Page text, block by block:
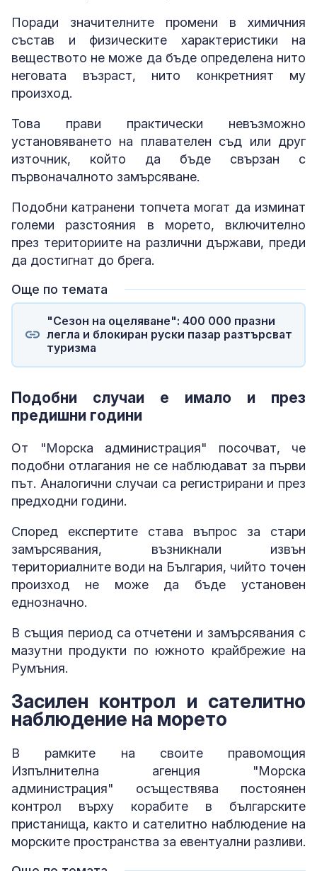
Поради значителните промени в химичния
състав и физическите характеристики на
веществото не може да бъде определена нито
неговата възраст, нито конкретният му
произход.
Това прави практически невъзможно
установяването на плавателен съд или друг
източник, който да бъде свързан с
първоначалното замърсяване.
Подобни катранени топчета могат да изминат
големи разстояния в морето, включително
през териториите на различни държави, преди
да достигнат до брега.
Още по темата
"Сезон на оцеляване": 400 000 празни
легла и блокиран руски пазар разтърсват
туризма
Подобни случаи е имало и през
предишни години
От "Морска администрация" посочват, че
подобни отлагания не се наблюдават за първи
път. Аналогични случаи са регистрирани и през
предходни години.
Според експертите става въпрос за стари
замърсявания, възникнали извън
териториалните води на България, чийто точен
произход не може да бъде установен
еднозначно.
В същия период са отчетени и замърсявания с
мазутни продукти по южното крайбрежие на
Румъния.
Засилен контрол и сателитно
наблюдение на морето
В рамките на своите правомощия
Изпълнителна агенция "Морска
администрация" осъществява постоянен
контрол върху корабите в българските
пристанища, както и сателитно наблюдение на
морските пространства за евентуални разливи.